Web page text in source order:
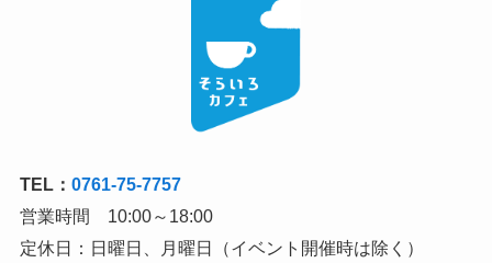
TEL： 0761-75-7757
営業時間 10:00～18:00
定休日：日曜日、月曜日（イベント開催時は除く）